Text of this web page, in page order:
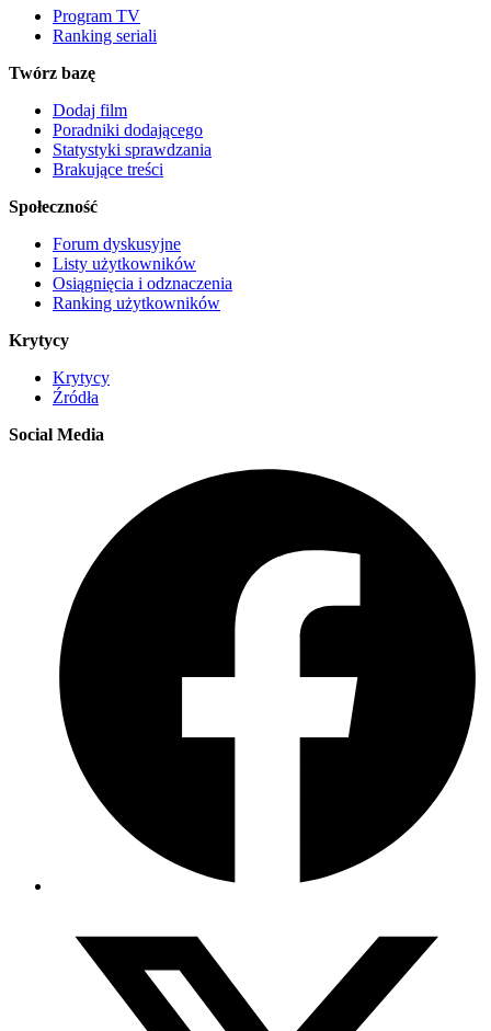
Program TV
Ranking seriali
Twórz bazę
Dodaj film
Poradniki dodającego
Statystyki sprawdzania
Brakujące treści
Społeczność
Forum dyskusyjne
Listy użytkowników
Osiągnięcia i odznaczenia
Ranking użytkowników
Krytycy
Krytycy
Źródła
Social Media